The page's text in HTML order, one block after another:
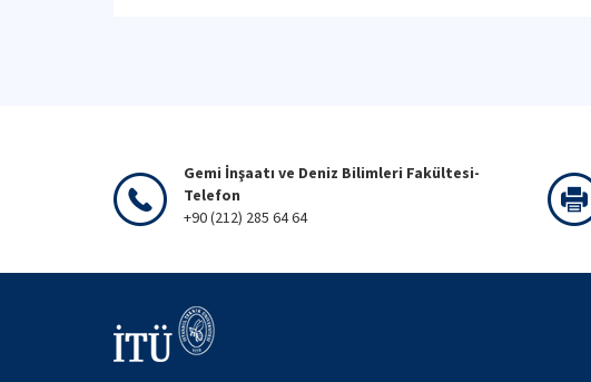
Gemi İnşaatı ve Deniz Bilimleri Fakültesi-
Telefon
+90 (212) 285 64 64